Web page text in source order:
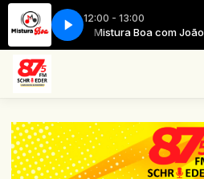
12:00 - 13:00
Mistura Boa com